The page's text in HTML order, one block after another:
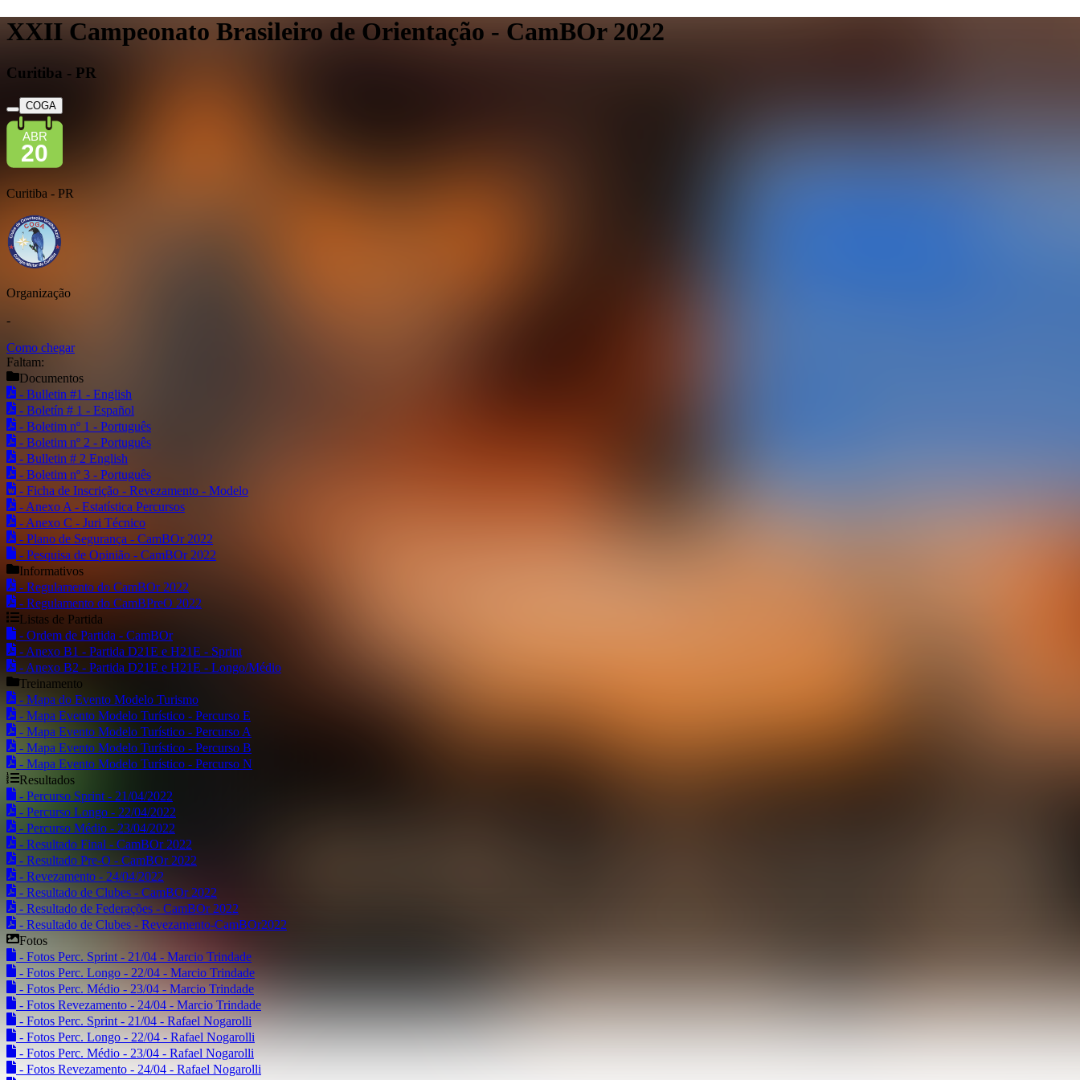
XXII Campeonato Brasileiro de Orientação - CamBOr 2022
Curitiba - PR
COGA
ABR
20
Curitiba - PR
Organização
-
Como chegar
Faltam:
Documentos
- Bulletin #1 - English
- Boletín # 1 - Español
- Boletim nº 1 - Português
- Boletim nº 2 - Português
- Bulletin # 2 English
- Boletim nº 3 - Português
- Ficha de Inscrição - Revezamento - Modelo
- Anexo A - Estatística Percursos
- Anexo C - Juri Técnico
- Plano de Segurança - CamBOr 2022
- Pesquisa de Opinião - CamBOr 2022
Informativos
- Regulamento do CamBOr 2022
- Regulamento do CamBPreO 2022
Listas de Partida
- Ordem de Partida - CamBOr
- Anexo B1 - Partida D21E e H21E - Sprint
- Anexo B2 - Partida D21E e H21E - Longo/Médio
Treinamento
- Mapa do Evento Modelo Turismo
- Mapa Evento Modelo Turístico - Percurso E
- Mapa Evento Modelo Turístico - Percurso A
- Mapa Evento Modelo Turístico - Percurso B
- Mapa Evento Modelo Turístico - Percurso N
Resultados
- Percurso Sprint - 21/04/2022
- Percurso Longo - 22/04/2022
- Percurso Médio - 23/04/2022
- Resultado Final - CamBOr 2022
- Resultado Pre-O - CamBOr 2022
- Revezamento - 24/04/2022
- Resultado de Clubes - CamBOr 2022
- Resultado de Federações - CamBOr 2022
- Resultado de Clubes - Revezamento-CamBOr2022
Fotos
- Fotos Perc. Sprint - 21/04 - Marcio Trindade
- Fotos Perc. Longo - 22/04 - Marcio Trindade
- Fotos Perc. Médio - 23/04 - Marcio Trindade
- Fotos Revezamento - 24/04 - Marcio Trindade
- Fotos Perc. Sprint - 21/04 - Rafael Nogarolli
- Fotos Perc. Longo - 22/04 - Rafael Nogarolli
- Fotos Perc. Médio - 23/04 - Rafael Nogarolli
- Fotos Revezamento - 24/04 - Rafael Nogarolli